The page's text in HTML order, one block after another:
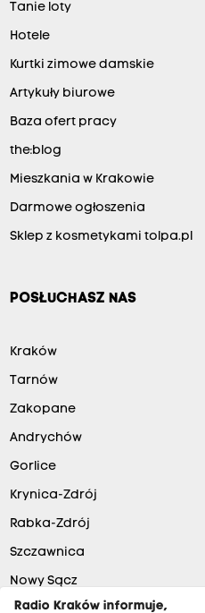
Tanie loty
Hotele
Kurtki zimowe damskie
Artykuły biurowe
Baza ofert pracy
the:blog
Mieszkania w Krakowie
Darmowe ogłoszenia
Sklep z kosmetykami tolpa.pl
POSŁUCHASZ NAS
Kraków
Tarnów
Zakopane
Andrychów
Gorlice
Krynica-Zdrój
Rabka-Zdrój
Szczawnica
Nowy Sącz
Radio Kraków informuje,